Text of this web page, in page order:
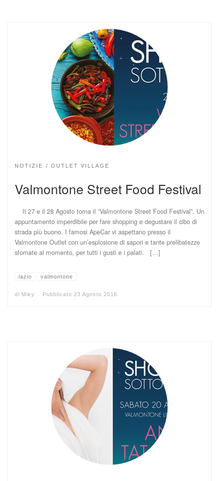
NOTIZIE OUTLET VILLAGE
Valmontone Street Food Festival
Il 27 e il 28 Agosto torna il “Valmontone Street Food Festival”. Un
appuntamento imperdibile per fare shopping e degustare il cibo di
strada più buono. I famosi ApeCar vi aspettano presso il
Valmontone Outlet con un’esplosione di sapori e tante prelibatezze
sfornate al momento, per tutti i gusti e i palati. […]
lazio valmontone
di Miky Pubblicato 23 Agosto 2016